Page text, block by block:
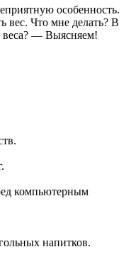
особенность.
вес. Что мне делать? В
веса? — Выясняем!
компьютерным
напитков.